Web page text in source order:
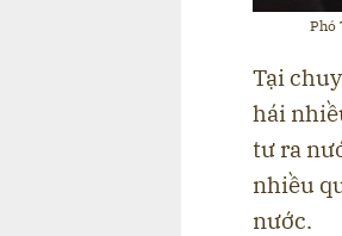
Phó
Tại
hái
tư ra
nhiều
nước.